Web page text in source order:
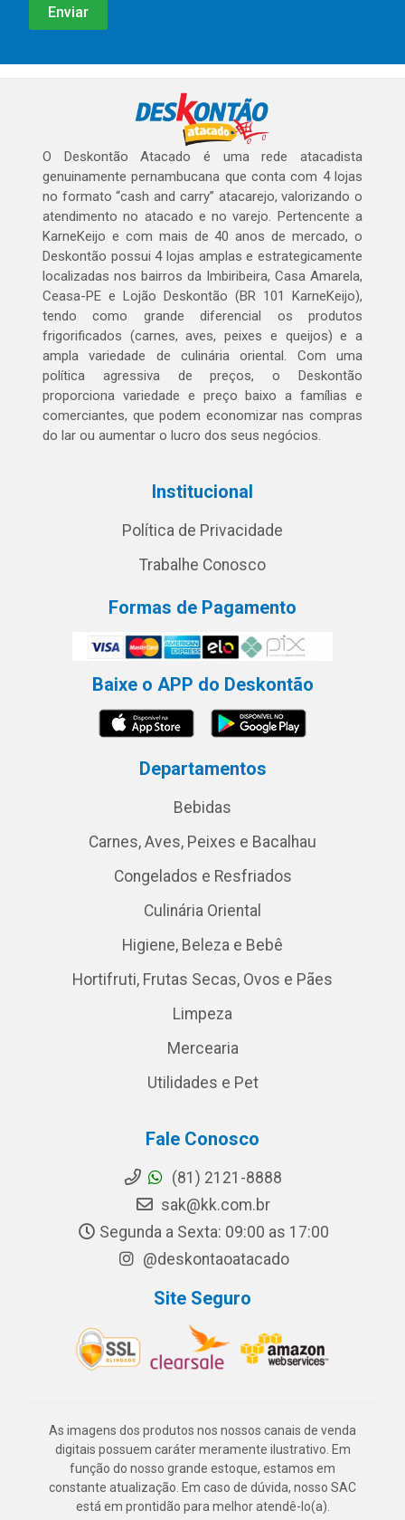
O Deskontão Atacado é uma rede atacadista
genuinamente pernambucana que conta com 4 lojas
no formato “cash and carry” atacarejo, valorizando o
atendimento no atacado e no varejo. Pertencente a
KarneKeijo e com mais de 40 anos de mercado, o
Deskontão possui 4 lojas amplas e estrategicamente
localizadas nos bairros da Imbiribeira, Casa Amarela,
Ceasa-PE e Lojão Deskontão (BR 101 KarneKeijo),
tendo como grande diferencial os produtos
frigorificados (carnes, aves, peixes e queijos) e a
ampla variedade de culinária oriental. Com uma
política agressiva de preços, o Deskontão
proporciona variedade e preço baixo a famílias e
comerciantes, que podem economizar nas compras
do lar ou aumentar o lucro dos seus negócios.
Institucional
Política de Privacidade
Trabalhe Conosco
Formas de Pagamento
Baixe o APP do Deskontão
Departamentos
Bebidas
Carnes, Aves, Peixes e Bacalhau
Congelados e Resfriados
Culinária Oriental
Higiene, Beleza e Bebê
Hortifruti, Frutas Secas, Ovos e Pães
Limpeza
Mercearia
Utilidades e Pet
Fale Conosco
(81) 2121-8888
sak@kk.com.br
Segunda a Sexta: 09:00 as 17:00
@deskontaoatacado
Site Seguro
As imagens dos produtos nos nossos canais de venda
digitais possuem caráter meramente ilustrativo. Em
função do nosso grande estoque, estamos em
constante atualização. Em caso de dúvida, nosso SAC
está em prontidão para melhor atendê-lo(a).